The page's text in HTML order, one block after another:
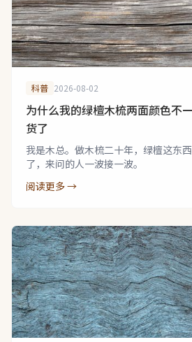
科普 2026-08-02
为什么我的绿檀木梳两面颜色不
货了
我是木总。做木梳二十年，绿檀这东
了，来问的人一波接一波。
阅读更多 →